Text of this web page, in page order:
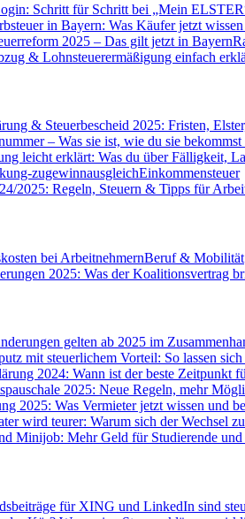
Schritt für Schritt bei „Mein
in Bayern: Was Käufer jetzt wissen
2025 – Das gilt jetzt in Bayern
& Lohnsteuerermäßigung einfach
& Steuerbescheid 2025: Fristen,
– Was sie ist, wie du sie
leicht erklärt: Was du über Fälligkeit,
zugewinnausgleichEinkommensteuer
2025: Regeln, Steuern & Tipps für
bei ArbeitnehmernBeruf & Mobilität
2025: Was der Koalitionsvertrag
gelten ab 2025 im
mit steuerlichem Vorteil: So lassen
2024: Wann ist der beste Zeitpunkt
2025: Neue Regeln, mehr
2025: Was Vermieter jetzt wissen und
wird teurer: Warum sich der Wechsel
Minijob: Mehr Geld für Studierende und
für XING und LinkedIn sind